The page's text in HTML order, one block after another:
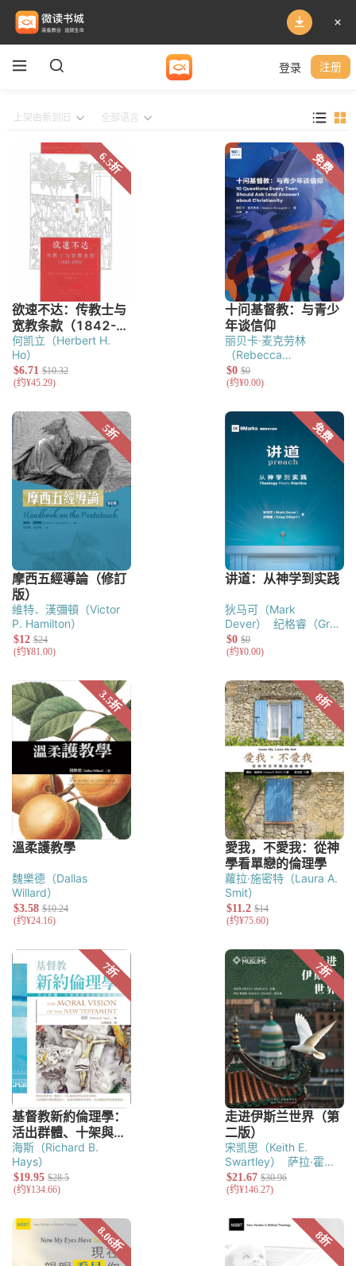
登录 注册
何凯立（Herbert H.
Ho）
丽贝卡·麦克劳林
（Rebecca
McLaughlin）
維特．漢彌頓（Victor
P. Hamilton）
狄马可（Mark
Dever）
纪格睿（Greg
Gilbert）
魏樂德（Dallas
Willard）
蘿拉·施密特（Laura A.
Smit）
海斯（Richard B.
Hays）
宋凯思（Keith E.
Swartley）
萨拉·霍姆
斯（Sarah E.
Holmes）